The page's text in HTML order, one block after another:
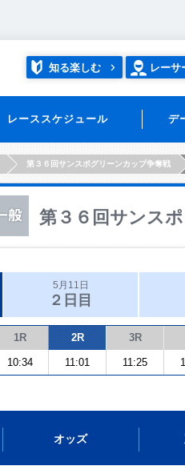
知る楽しむ レーサ
レーススケジュール デ
第３６回サンスポグリーンカップ争奪戦
第３６回サンス
5月11日
２日目
1R 2R 3R
10:34 11:01 11:25
オッズ